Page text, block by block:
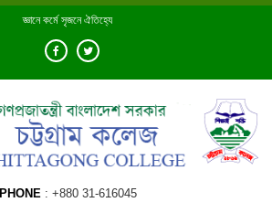
জ্ঞানে কর্মে সৃজনে ঐতিহ্যে
PHONE +880 31-616045